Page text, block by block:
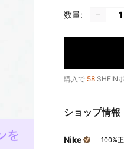
数量:
購入で 58 SHEIN
ショップ情報
Nike 100%